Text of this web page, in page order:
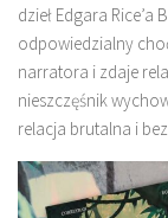
dzieł Edgara
odpowiedzialny
narratora i zdaje
nieszczęśnik
relacja brutalna i